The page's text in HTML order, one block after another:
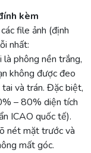
kèm
file ảnh (định
nhất:
phông nền trắng,
không được đeo
và trán. Đặc biệt,
– 80% diện tích
ICAO quốc tế).
nét mặt trước và
mất góc.